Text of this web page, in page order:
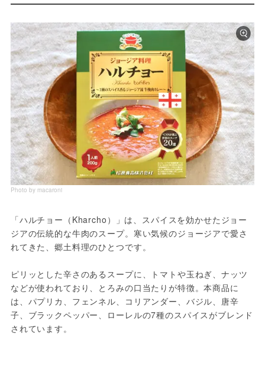
Photo by macaroni
「ハルチョー（Kharcho）」は、スパイスを効かせたジョー
ジアの伝統的な牛肉のスープ。寒い気候のジョージアで愛さ
れてきた、郷土料理のひとつです。
ピリッとした辛さのあるスープに、トマトや玉ねぎ、ナッツ
などが使われており、とろみの口当たりが特徴。本商品に
は、パプリカ、フェンネル、コリアンダー、バジル、唐辛
子、ブラックペッパー、ローレルの7種のスパイスがブレンド
されています。